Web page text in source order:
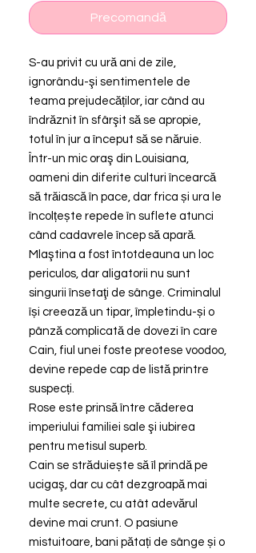
Precomandă
S-au privit cu ură ani de zile,
ignorându-şi sentimentele de
teama prejudecăților, iar când au
îndrăznit în sfârşit să se apropie,
totul în jur a început să se năruie.
Într-un mic oraş din Louisiana,
oameni din diferite culturi încearcă
să trăiască în pace, dar frica și ura le
încolțește repede în suflete atunci
când cadavrele încep să apară.
Mlaştina a fost întotdeauna un loc
periculos, dar aligatorii nu sunt
singurii însetaţi de sânge. Criminalul
își creează un tipar, împletindu-și o
pânză complicată de dovezi în care
Cain, fiul unei foste preotese voodoo,
devine repede cap de listă printre
suspecți.
Rose este prinsă între căderea
imperiului familiei sale şi iubirea
pentru metisul superb.
Cain se străduiește să îl prindă pe
ucigaş, dar cu cât dezgroapă mai
multe secrete, cu atât adevărul
devine mai crunt. O pasiune
mistuitoare, bani pătați de sânge și o